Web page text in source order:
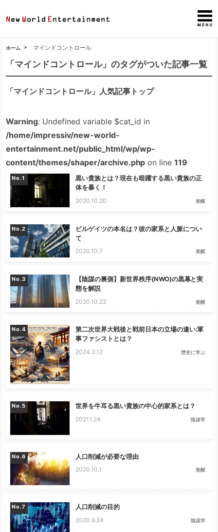
ホーム マインドコントロール
「マインドコントロール」のタグがついた記事一覧
「マインドコントロール」人気記事トップ
Warning: Undefined variable $cat_id in
/home/impressiv/new-world-
entertainment.net/public_html/wp/wp-
content/themes/shaper/archive.php on line119
No.
黒い貴族とは？現在も暗躍する黒い貴族の正
体を暴く！
2020.10.20 覚醒
No.
ビルゲイツの本名は？彼の家系と人脈につい
て
2020.10.7 覚醒
No.
【陰謀の裏側】新世界秩序(NWO)の黒幕と実
態を解説
2020.10.23 覚醒
No.
第二次世界大戦後と戦前日本の立場の違い:軍
事ファシストとは？
2024.3.12 歴史に学ぶ
No. 世界を牛耳る黒い貴族の中心的家系とは？
2021.1.24 陰謀学
No. 人口削減が必要な理由
2020.10.1 覚醒
No. 人口削減の目的
2020.9.24 陰謀学